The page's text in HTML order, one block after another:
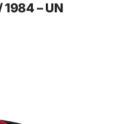
– UN